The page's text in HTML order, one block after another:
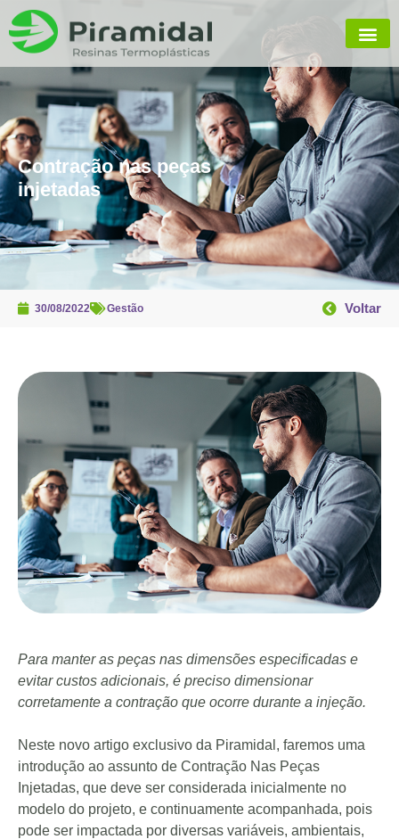
Contração nas peças
injetadas
30/08/2022 Gestão Voltar
Para manter as peças nas dimensões especificadas e
evitar custos adicionais, é preciso dimensionar
corretamente a contração que ocorre durante a injeção.
Neste novo artigo exclusivo da Piramidal, faremos uma
introdução ao assunto de Contração Nas Peças
Injetadas, que deve ser considerada inicialmente no
modelo do projeto, e continuamente acompanhada, pois
pode ser impactada por diversas variáveis, ambientais,